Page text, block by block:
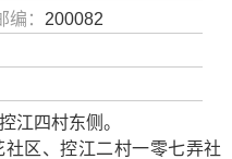
编： 200082
四村东侧。
区、控江二村一零七弄社